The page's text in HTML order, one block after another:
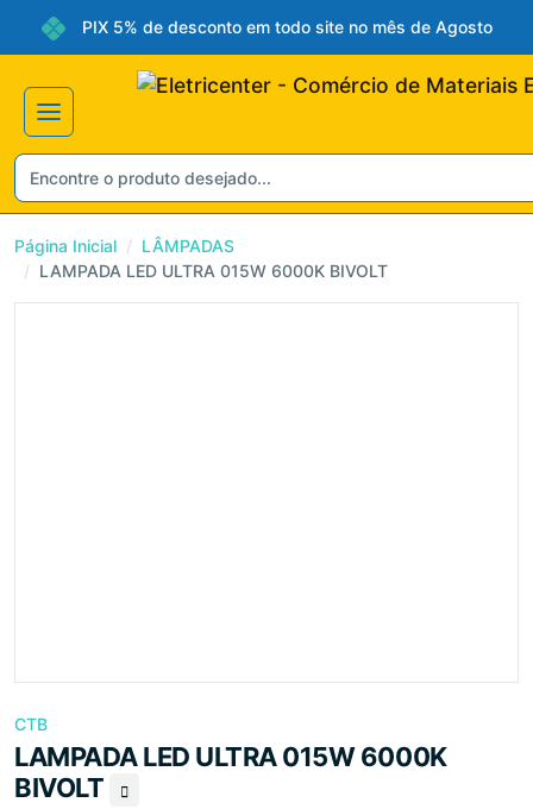
PIX 5% de desconto em todo site no mês de Agosto
Página Inicial
LÂMPADAS
LAMPADA LED ULTRA 015W 6000K BIVOLT
CTB
LAMPADA LED ULTRA 015W 6000K
BIVOLT
Não gosto de